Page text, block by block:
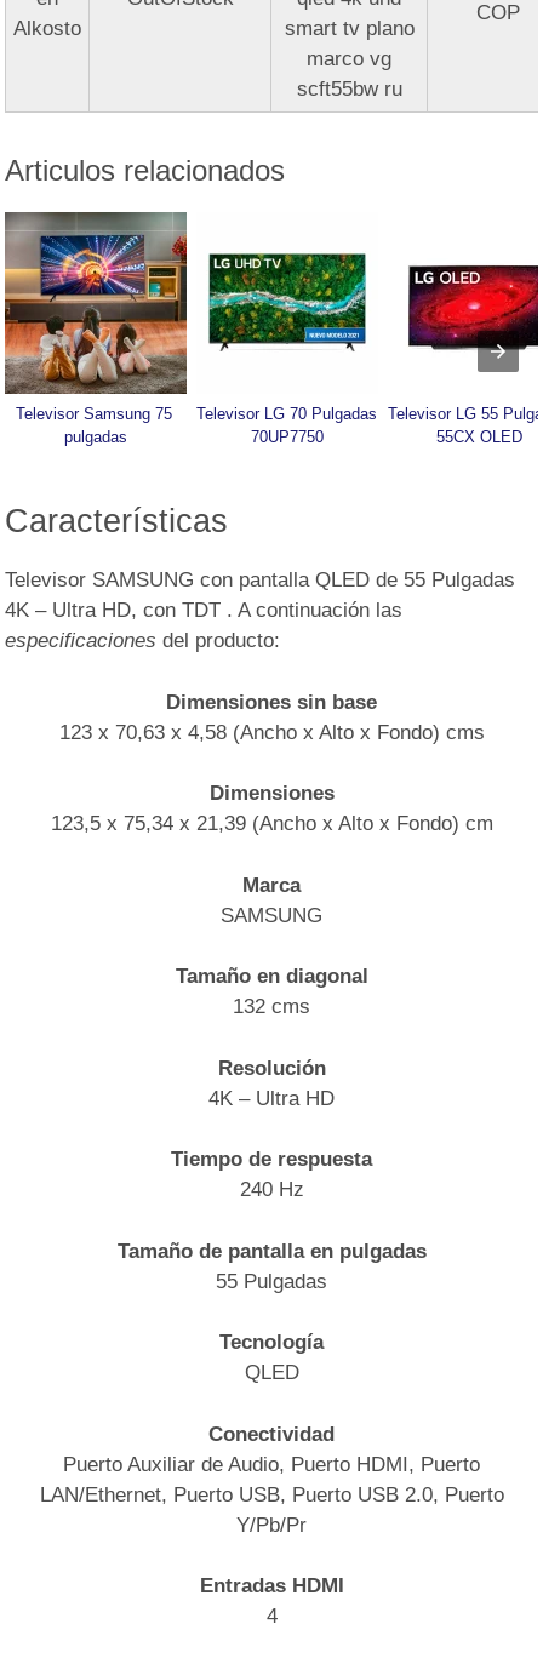
Alkosto
smart tv plano
marco vg
scft55bw ru
COP
Articulos relacionados
Televisor Samsung 75
pulgadas
Televisor LG 70 Pulgadas
70UP7750
Televisor LG 55
55CX OLED
Características
Televisor SAMSUNG con pantalla QLED de 55 Pulgadas
4K – Ultra HD, con TDT . A continuación las
especificaciones del producto:
Dimensiones sin base
123 x 70,63 x 4,58 (Ancho x Alto x Fondo) cms
Dimensiones
123,5 x 75,34 x 21,39 (Ancho x Alto x Fondo) cm
Marca
SAMSUNG
Tamaño en diagonal
132 cms
Resolución
4K – Ultra HD
Tiempo de respuesta
240 Hz
Tamaño de pantalla en pulgadas
55 Pulgadas
Tecnología
QLED
Conectividad
Puerto Auxiliar de Audio, Puerto HDMI, Puerto
LAN/Ethernet, Puerto USB, Puerto USB 2.0, Puerto
Y/Pb/Pr
Entradas HDMI
4